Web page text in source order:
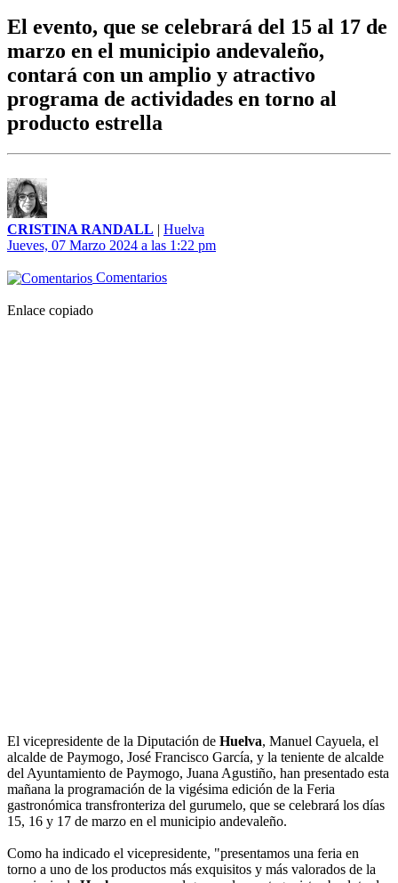
El evento, que se celebrará del 15 al 17 de
marzo en el municipio andevaleño,
contará con un amplio y atractivo
programa de actividades en torno al
producto estrella
CRISTINA RANDALL | Huelva
Jueves, 07 Marzo 2024 a las 1:22 pm
Comentarios
Enlace copiado
El vicepresidente de la Diputación de Huelva, Manuel Cayuela, el
alcalde de Paymogo, José Francisco García, y la teniente de alcalde
del Ayuntamiento de Paymogo, Juana Agustiño, han presentado esta
mañana la programación de la vigésima edición de la Feria
gastronómica transfronteriza del gurumelo, que se celebrará los días
15, 16 y 17 de marzo en el municipio andevaleño.
Como ha indicado el vicepresidente, "presentamos una feria en
torno a uno de los productos más exquisitos y más valorados de la